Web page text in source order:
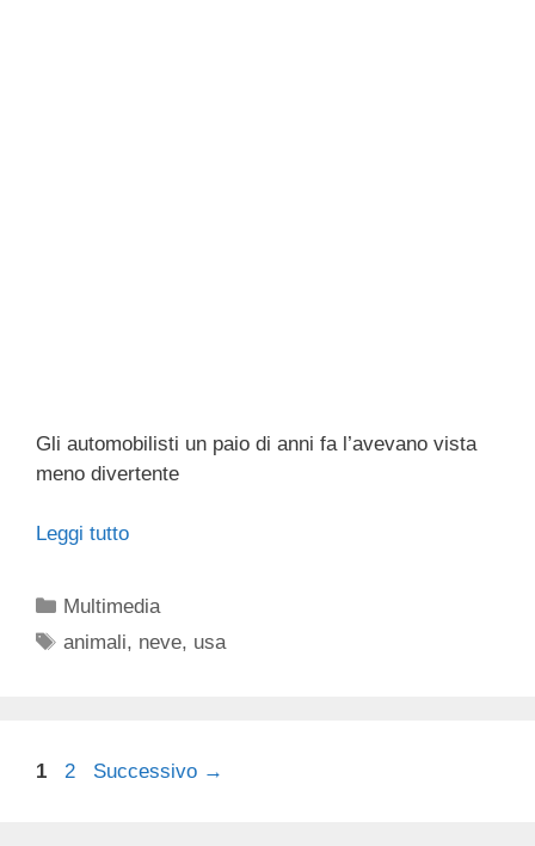
Gli automobilisti un paio di anni fa l’avevano vista
meno divertente
Leggi tutto
Categorie
Multimedia
Tag
animali, neve, usa
Pagina
1 Pagina
2 Successivo →